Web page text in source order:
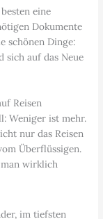
eine
Dokumente
schönen Dinge:
sich auf das Neue
Reisen
Weniger ist mehr.
nur das Reisen
Überflüssigen.
man wirklich